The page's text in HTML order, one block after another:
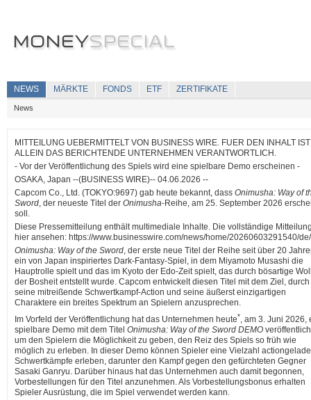
NEWS MÄRKTE FONDS ETF ZERTIFIKATE
News
MITTEILUNG UEBERMITTELT VON BUSINESS WIRE. FUER DEN INHALT IST
ALLEIN DAS BERICHTENDE UNTERNEHMEN VERANTWORTLICH.
- Vor der Veröffentlichung des Spiels wird eine spielbare Demo erscheinen -
OSAKA, Japan --(BUSINESS WIRE)-- 04.06.2026 --
Capcom Co., Ltd. (TOKYO:9697) gab heute bekannt, dass Onimusha: Way of
Sword, der neueste Titel der Onimusha-Reihe, am 25. September 2026
soll.
Diese Pressemitteilung enthält multimediale Inhalte. Die vollständige
hier ansehen: https://www.businesswire.com/news/home/20260603291540/de/
Onimusha: Way of the Sword, der erste neue Titel der Reihe seit über 20
ein von Japan inspiriertes Dark-Fantasy-Spiel, in dem Miyamoto Musashi die
Hauptrolle spielt und das im Kyoto der Edo-Zeit spielt, das durch bösartige
der Bosheit entstellt wurde. Capcom entwickelt diesen Titel mit dem Ziel, durch
seine mitreißende Schwertkampf-Action und seine äußerst einzigartigen
Charaktere ein breites Spektrum an Spielern anzusprechen.
Im Vorfeld der Veröffentlichung hat das Unternehmen heute*, am 3. Juni 2026,
spielbare Demo mit dem Titel Onimusha: Way of the Sword DEMO
um den Spielern die Möglichkeit zu geben, den Reiz des Spiels so früh wie
möglich zu erleben. In dieser Demo können Spieler eine Vielzahl
Schwertkämpfe erleben, darunter den Kampf gegen den gefürchteten Gegner
Sasaki Ganryu. Darüber hinaus hat das Unternehmen auch damit begonnen,
Vorbestellungen für den Titel anzunehmen. Als Vorbestellungsbonus erhalten
Spieler Ausrüstung, die im Spiel verwendet werden kann.